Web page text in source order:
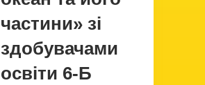
частини» зі
здобувачами
освіти 6-Б